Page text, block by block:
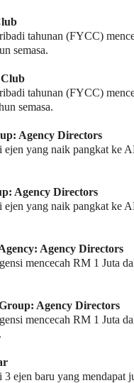
tahunan (FYCC)
semasa.
tahunan (FYCC)
semasa.
Agency Directors
ejen yang naik pangkat ke
Agency Directors
ejen yang naik pangkat ke
Agency Directors
mencecah RM 1 Juta
Agency Directors
mencecah RM 1 Juta
3 ejen baru yang mendapat